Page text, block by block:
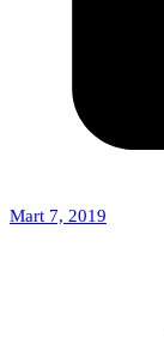
Mart 7, 2019